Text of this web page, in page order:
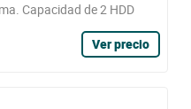
Capacidad de 2 HDD
Ver precio